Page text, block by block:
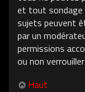
et tout sondage
sujets peuvent
par un
permissions
ou non
Haut